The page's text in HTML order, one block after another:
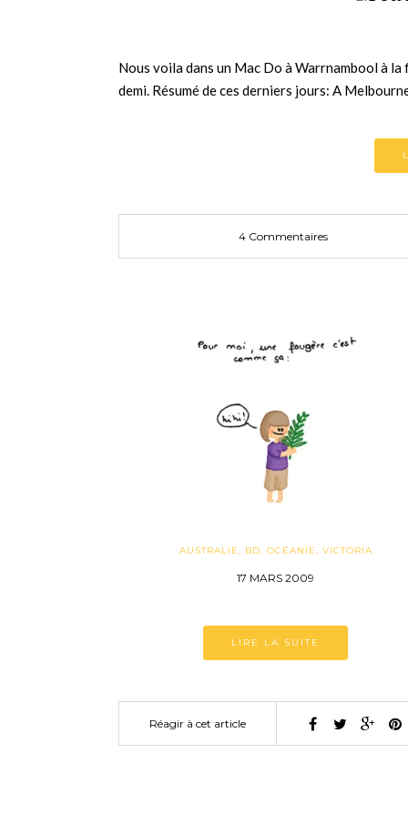
Nous voila dans un Mac Do à Warrnambool à la
demi. Résumé de ces derniers jours: A
4 Commentaires
AUSTRALIE, BD, OCÉANIE, VICTORIA
17 MARS 2009
LIRE LA SUITE
Réagir à cet article